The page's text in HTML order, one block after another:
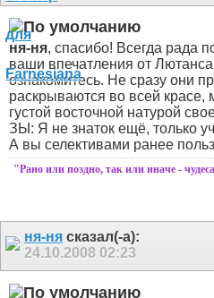
ня-ня, спасибо! Всегда рада
ваши впечатления от
ознакомитесь. Не сразу они
раскрываются во всей красе,
густой восточной натурой
ЗЫ: Я не знаток ещё, только
А вы селективами ранее
"Рано или поздно, так или иначе -
ня-ня сказал(-а):
24.10.2008 02:23